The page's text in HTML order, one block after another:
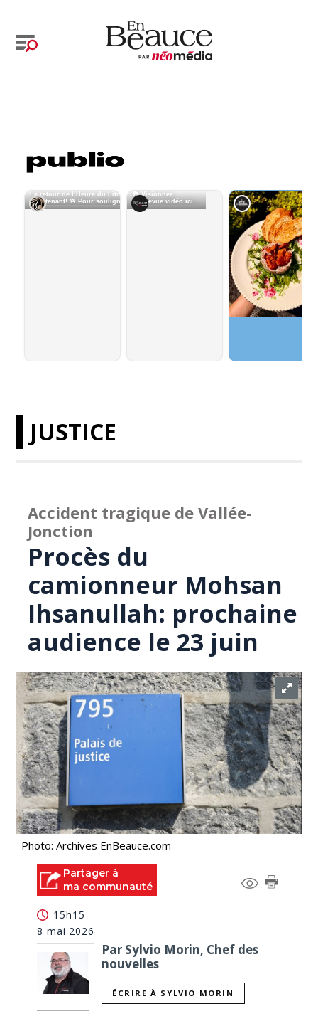
JUSTICE
Accident tragique de Vallée-
Jonction
Procès du
camionneur Mohsan
Ihsanullah: prochaine
audience le 23 juin
Photo: Archives EnBeauce.com
Partager à
ma communauté
15h15
8 mai 2026
Par Sylvio Morin, Chef des
nouvelles
ÉCRIRE À SYLVIO MORIN